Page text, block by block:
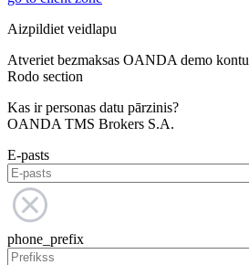
Aizpildiet veidlapu
Atveriet bezmaksas OANDA demo kontu
Rodo section
Kas ir personas datu pārzinis?
OANDA TMS Brokers S.A.
E-pasts
phone_prefix